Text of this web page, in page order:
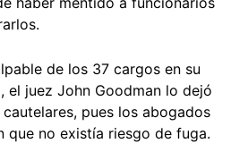
de los 37 cargos en su
el juez John Goodman lo dejó
pues los abogados
que no existía riesgo de fuga.